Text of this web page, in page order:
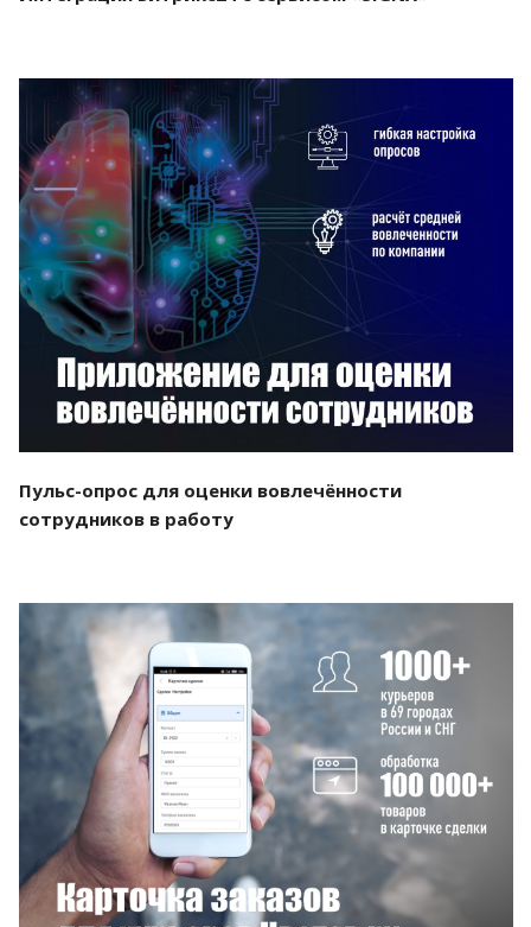
Смотреть проект
Пульс-опрос для оценки вовлечённости
сотрудников в работу
Смотреть проект